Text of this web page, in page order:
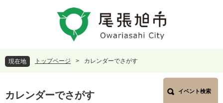
頭
で
飛
ば
本
現在地 トップページ > カレンダーでさがす
文
カレンダーでさがす イベント検索